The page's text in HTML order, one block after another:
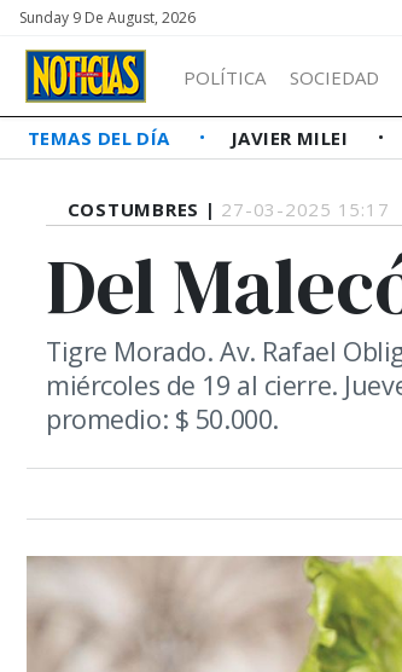
Sunday 9 De August, 2026
POLÍTICA SOCIEDAD
TEMAS DEL DÍA JAVIER MILEI
COSTUMBRES | 27-03-2025 15:17
Del
Tigre Morado. Av. Rafael
miércoles de 19 al cierre.
promedio: $ 50.000.